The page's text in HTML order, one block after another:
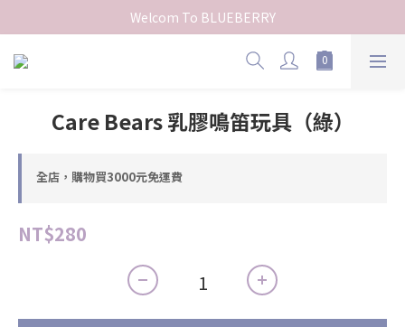
Welcom To BLUEBERRY
Care Bears 乳膠鳴笛玩具（綠）
全店，購物買3000元免運費
NT$280